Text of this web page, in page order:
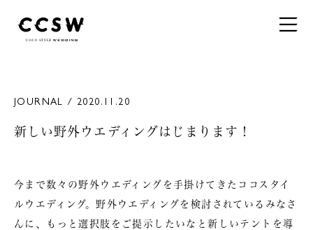
JOURNAL / 2020.11.20
新しい野外ウエディングはじまります！
今まで数々の野外ウエディングを手掛けてきたココスタイ
ルウエディング。野外ウエディングを検討されているみなさ
んに、もっと選択肢をご提示したいなと新しいテントを導